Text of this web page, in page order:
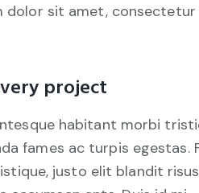
dolor sit amet, consectetur
project
habitant morbi
fames ac turpis egestas.
justo elit blandit